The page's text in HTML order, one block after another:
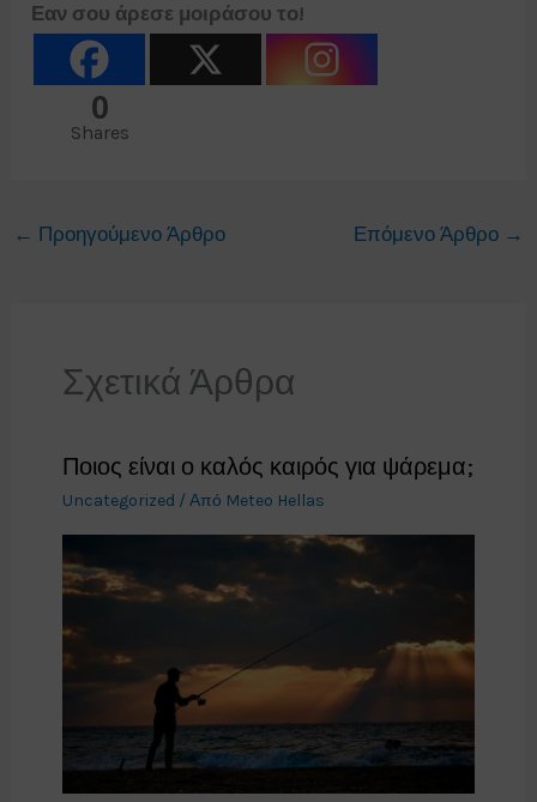
Εαν σου άρεσε μοιράσου το!
0
Shares
← Προηγούμενο Άρθρο Επόμενο Άρθρο →
Σχετικά Άρθρα
Ποιος είναι ο καλός καιρός για ψάρεμα;
Uncategorized / Από Meteo Hellas